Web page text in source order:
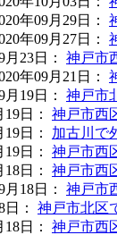
年09月29日 ：
年09月27日 ：
月23日 ：
神戸市
年09月21日 ：
月19日 ：
神戸市
19日 ：
神戸市西
19日 ：
加古川で
19日 ：
神戸市西
18日 ：
神戸市西
月18日 ：
神戸市
日 ：
神戸市北区
18日 ：
神戸市西